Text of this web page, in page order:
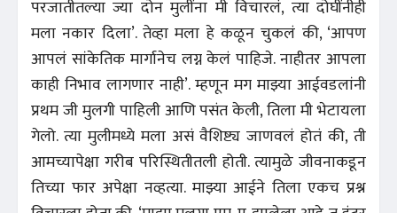
परजातीतल्या ज्या दोन मुलींना मी विचारलं, त्या दोघींनीही
मला नकार दिला’. तेव्हा मला हे कळून चुकलं की, ‘आपण
आपलं सांकेतिक मार्गानेच लग्न केलं पाहिजे. नाहीतर आपला
काही निभाव लागणार नाही’. म्हणून मग माझ्या आईवडलांनी
प्रथम जी मुलगी पाहिली आणि पसंत केली, तिला मी भेटायला
गेलो. त्या मुलीमध्ये मला असं वैशिष्ट्य जाणवलं होतं की, ती
आमच्यापेक्षा गरीब परिस्थितीतली होती. त्यामुळे जीवनाकडून
तिच्या फार अपेक्षा नव्हत्या. माझ्या आईने तिला एकच प्रश्न